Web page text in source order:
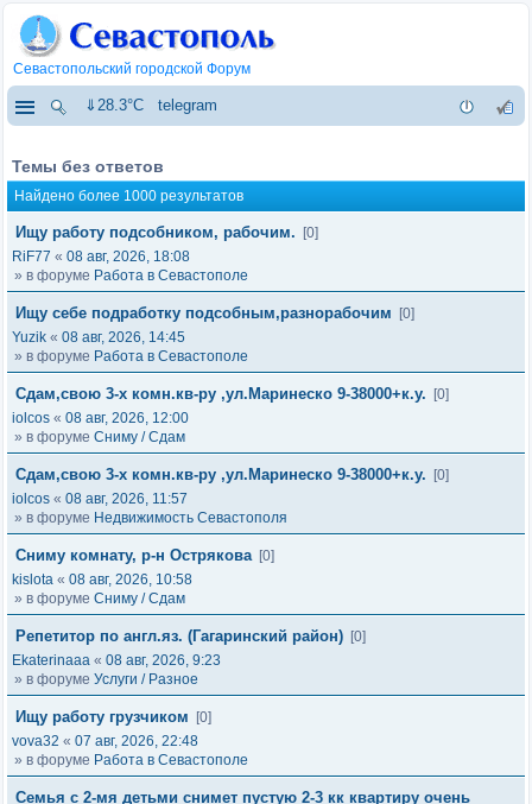
Севастопольский городской Форум
⇓28.3°C telegram
Темы без ответов
Найдено более 1000 результатов
Ищу работу подсобником, рабочим.
[0]
RiF77 « 08 авг, 2026, 18:08
» в форуме Работа в Севастополе
Ищу себе подработку подсобным,разнорабочим
[0]
Yuzik « 08 авг, 2026, 14:45
» в форуме Работа в Севастополе
Сдам,свою 3-х комн.кв-ру ,ул.Маринеско 9-38000+к.у.
[0]
iolcos « 08 авг, 2026, 12:00
» в форуме Сниму / Сдам
Сдам,свою 3-х комн.кв-ру ,ул.Маринеско 9-38000+к.у.
[0]
iolcos « 08 авг, 2026, 11:57
» в форуме Недвижимость Севастополя
Сниму комнату, р-н Острякова [0]
kislota « 08 авг, 2026, 10:58
» в форуме Сниму / Сдам
Репетитор по англ.яз. (Гагаринский район) [0]
Ekaterinaaa « 08 авг, 2026, 9:23
» в форуме Услуги / Разное
Ищу работу грузчиком
[0]
vova32 « 07 авг, 2026, 22:48
» в форуме Работа в Севастополе
Семья с 2-мя детьми снимет пустую 2-3 кк квартиру очень